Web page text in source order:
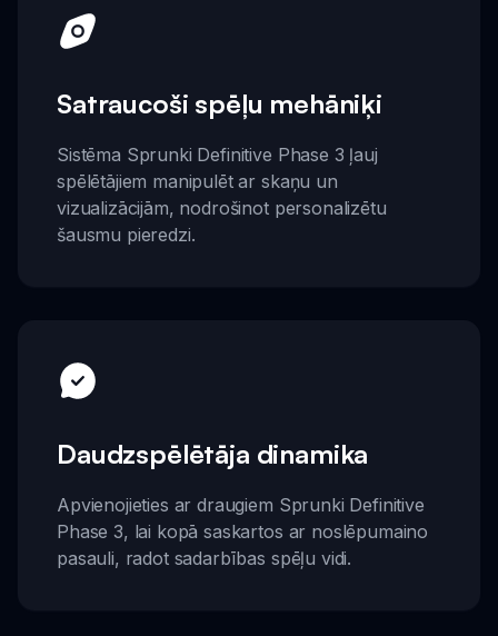
Satraucoši spēļu mehāniķi
Sistēma Sprunki Definitive Phase 3 ļauj
spēlētājiem manipulēt ar skaņu un
vizualizācijām, nodrošinot personalizētu
šausmu pieredzi.
Daudzspēlētāja dinamika
Apvienojieties ar draugiem Sprunki Definitive
Phase 3, lai kopā saskartos ar noslēpumaino
pasauli, radot sadarbības spēļu vidi.